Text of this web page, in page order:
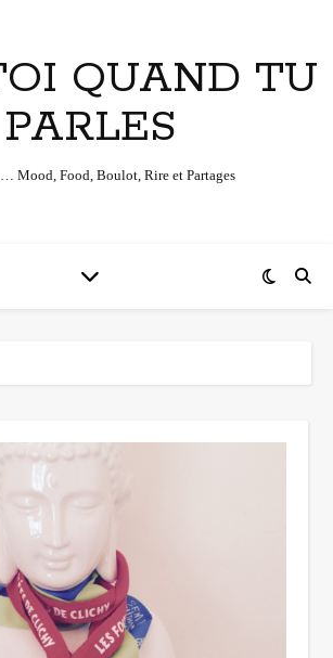
QUAND TU
PARLES
Mood, Food, Boulot, Rire et Partages